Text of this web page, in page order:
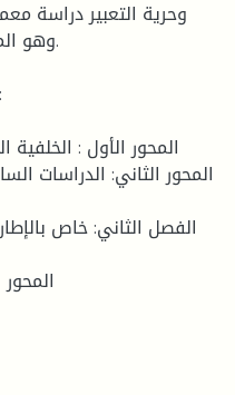
وحرية التعبير دراسة
وهو
المحور الأول : الخلفية
المحور الثاني: الدراسات
الفصل الثاني: خاص